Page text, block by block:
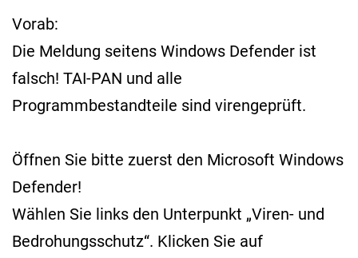
Vorab:
Die Meldung seitens Windows Defender ist
falsch! TAI-PAN und alle
Programmbestandteile sind virengeprüft.
Öffnen Sie bitte zuerst den Microsoft Windows
Defender!
Wählen Sie links den Unterpunkt „Viren- und
Bedrohungsschutz“. Klicken Sie auf